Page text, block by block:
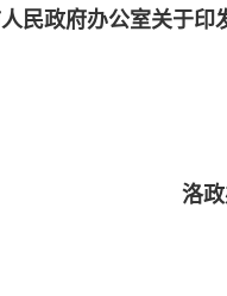
民政府办公室关于印
洛